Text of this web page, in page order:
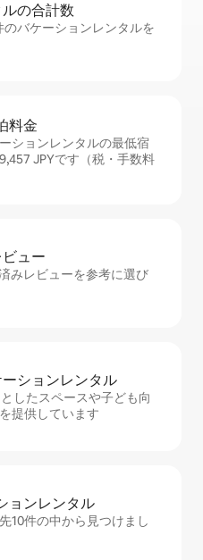
の合⁠計⁠数
のバケーションレンタルを
料⁠金
ションレンタルの最低宿
JPYです（税・手数料
ュ⁠ー
みレビューを参考に選び
シ⁠ョ⁠ンレ⁠ン⁠タ⁠ル
したスペースや子ども向
提供しています
ョ⁠ンレ⁠ン⁠タ⁠ル
10件の中から見つけまし